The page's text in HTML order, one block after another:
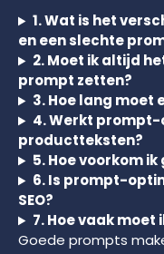
1. Wat is het
en een slechte
2. Moet ik altijd
prompt zetten?
3. Hoe lang moet
4. Werkt
productteksten?
5. Hoe voorkom
6. Is prompt-
SEO?
7. Hoe vaak
Goede prompts